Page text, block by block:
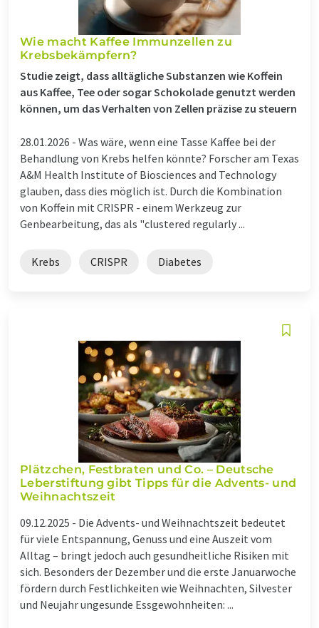
Wie macht Kaffee Immunzellen zu
Krebsbekämpfern?
Studie zeigt, dass alltägliche Substanzen wie Koffein
aus Kaffee, Tee oder sogar Schokolade genutzt werden
können, um das Verhalten von Zellen präzise zu steuern
28.01.2026 - Was wäre, wenn eine Tasse Kaffee bei der
Behandlung von Krebs helfen könnte? Forscher am Texas
A&M Health Institute of Biosciences and Technology
glauben, dass dies möglich ist. Durch die Kombination
von Koffein mit CRISPR - einem Werkzeug zur
Genbearbeitung, das als "clustered regularly ...
Krebs CRISPR Diabetes
Plätzchen, Festbraten und Co. – Deutsche
Leberstiftung gibt Tipps für die Advents- und
Weihnachtszeit
09.12.2025 - Die Advents- und Weihnachtszeit bedeutet
für viele Entspannung, Genuss und eine Auszeit vom
Alltag – bringt jedoch auch gesundheitliche Risiken mit
sich. Besonders der Dezember und die erste Januarwoche
fördern durch Festlichkeiten wie Weihnachten, Silvester
und Neujahr ungesunde Essgewohnheiten: ...